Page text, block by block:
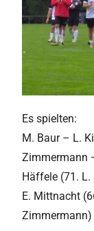
Es spielten:
M. Baur – L.
Zimmermann
Häffele (71. L.
E. Mittnacht
Zimmermann)